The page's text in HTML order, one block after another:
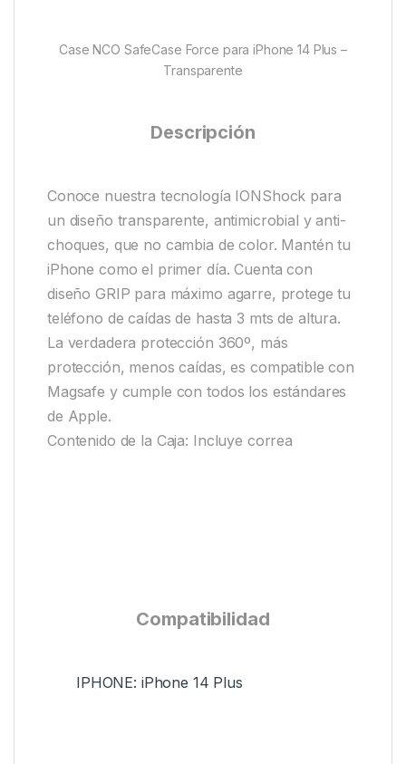
Case NCO SafeCase Force para iPhone 14 Plus –
Transparente
Descripción
Conoce nuestra tecnología IONShock para
un diseño transparente, antimicrobial y anti-
choques, que no cambia de color. Mantén tu
iPhone como el primer día. Cuenta con
diseño GRIP para máximo agarre, protege tu
teléfono de caídas de hasta 3 mts de altura.
La verdadera protección 360º, más
protección, menos caídas, es compatible con
Magsafe y cumple con todos los estándares
de Apple.
Contenido de la Caja: Incluye correa
Compatibilidad
IPHONE: iPhone 14 Plus